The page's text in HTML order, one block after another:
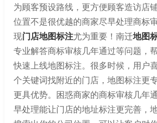
为顾客预设路线，更方便顾客造访店
位置不是很优越的商家尽早处理商标
现门店地图标注尤为重要！南迁地图
专业解答商标审核几年通过等问题，
快速上线地图标注。很多时候，用户
个关键词找附近的门店，地图标注更
更具优势。困惑商家的商标审核几年
早处理能让门店的地址标注更完善，